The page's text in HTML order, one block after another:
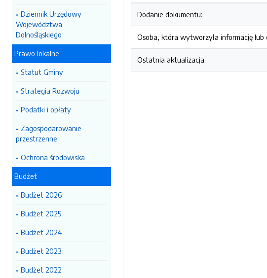
Dziennik Urzędowy
Województwa
Dolnośląskiego
Prawo lokalne
Statut Gminy
Strategia Rozwoju
Podatki i opłaty
Zagospodarowanie
przestrzenne
Ochrona środowiska
Budżet
Budżet 2026
Budżet 2025
Budżet 2024
Budżet 2023
Budżet 2022
Dodanie dokumentu:
Osoba, która wytworzyła informację lub
Ostatnia aktualizacja: